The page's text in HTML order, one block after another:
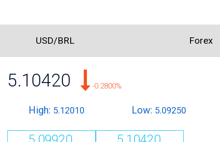
USD/BRL Forex
5.10420 -0.2800%
High: 5.12010 Low: 5.09250